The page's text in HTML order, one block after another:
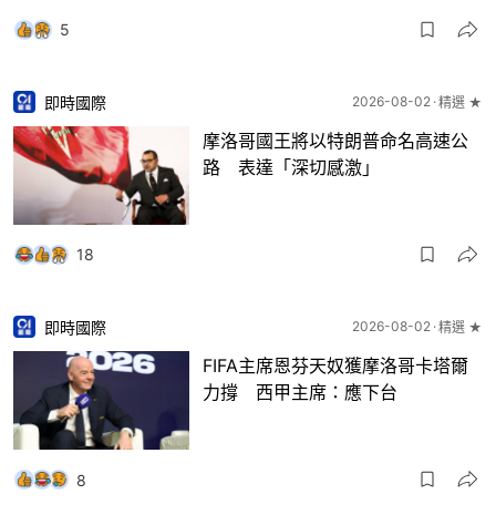
5
即時國際 2026-08-02 精選 ★
摩洛哥國王將以特朗普命名高速公
路 表達「深切感激」
18
即時國際 2026-08-02 精選 ★
FIFA主席恩芬天奴獲摩洛哥卡塔爾
力撐 西甲主席：應下台
8